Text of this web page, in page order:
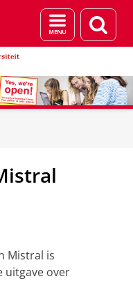
Menu
en
Mistral is
uitgave over